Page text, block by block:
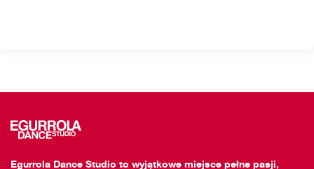
Egurrola Dance Studio to wyjątkowe miejsce pełne pasji,